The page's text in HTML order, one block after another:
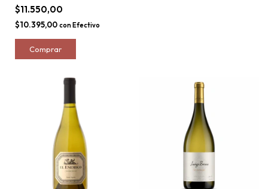
$11.550,00
$10.395,00 con Efectivo